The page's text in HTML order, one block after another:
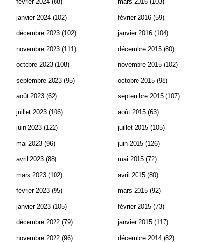
février 2024 (88)
janvier 2024 (102)
décembre 2023 (102)
novembre 2023 (111)
octobre 2023 (108)
septembre 2023 (95)
août 2023 (62)
juillet 2023 (106)
juin 2023 (122)
mai 2023 (96)
avril 2023 (88)
mars 2023 (102)
février 2023 (95)
janvier 2023 (105)
décembre 2022 (79)
novembre 2022 (96)
mars 2016 (103)
février 2016 (59)
janvier 2016 (104)
décembre 2015 (80)
novembre 2015 (102)
octobre 2015 (98)
septembre 2015 (107)
août 2015 (63)
juillet 2015 (105)
juin 2015 (126)
mai 2015 (72)
avril 2015 (80)
mars 2015 (92)
février 2015 (73)
janvier 2015 (117)
décembre 2014 (82)